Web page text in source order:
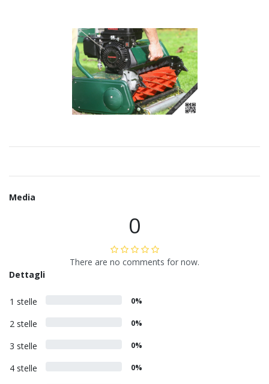
Media
0
There are no comments for now.
Dettagli
1 stelle 0%
2 stelle 0%
3 stelle 0%
4 stelle 0%